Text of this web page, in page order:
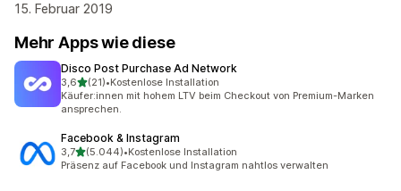
15. Februar 2019
Mehr Apps wie diese
Disco Post Purchase Ad Network
3,6von 5 Sternen
(21)
21 Rezensionen insgesamt
•Kostenlose Installation
Käufer:innen mit hohem LTV beim Checkout von Premium-Marken
ansprechen.
Facebook & Instagram
3,7von 5 Sternen
(5.044)
5044 Rezensionen insgesamt
•Kostenlose Installation
Präsenz auf Facebook und Instagram nahtlos verwalten